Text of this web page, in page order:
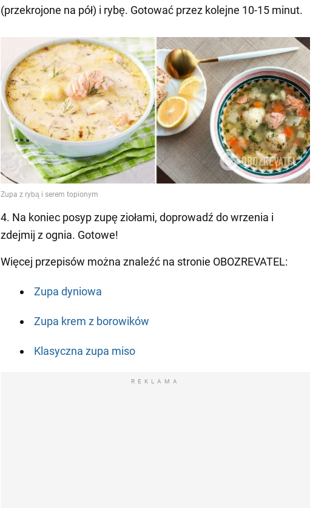
(przekrojone na pół) i rybę. Gotować przez kolejne 10-15 minut.
4. Na koniec posyp zupę ziołami, doprowadź do wrzenia i
zdejmij z ognia. Gotowe!
Więcej przepisów można znaleźć na stronie OBOZREVATEL:
Zupa dyniowa
Zupa krem z borowików
Klasyczna zupa miso
REKLAMA